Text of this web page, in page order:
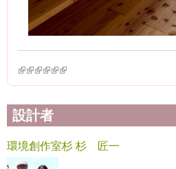
(link is external)
(link is external)
(link is external)
(link is external)
(link is external)
(link is external)
設計者
環境創作室杉 杉 匠一